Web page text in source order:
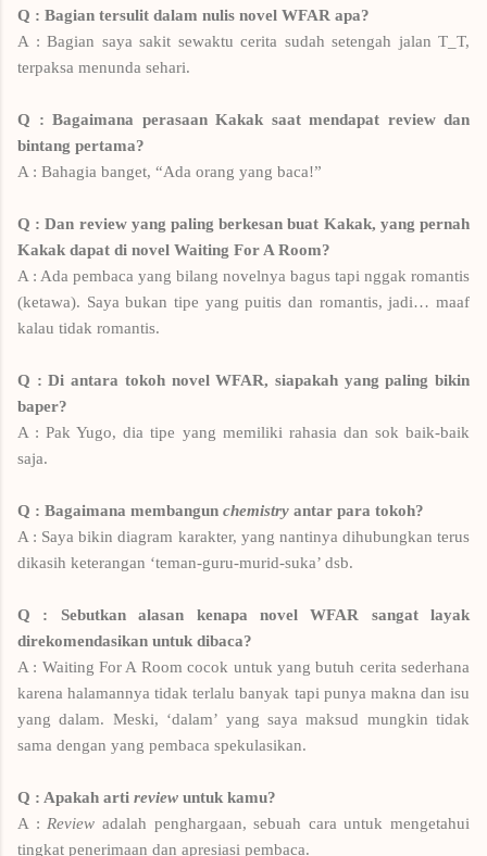
Q : Bagian tersulit dalam nulis novel WFAR apa?
A : Bagian saya sakit sewaktu cerita sudah setengah jalan T_T,
terpaksa menunda sehari.
Q : Bagaimana perasaan Kakak saat mendapat review dan
bintang pertama?
A : Bahagia banget, “Ada orang yang baca!”
Q : Dan review yang paling berkesan buat Kakak, yang pernah
Kakak dapat di novel Waiting For A Room?
A : Ada pembaca yang bilang novelnya bagus tapi nggak romantis
(ketawa). Saya bukan tipe yang puitis dan romantis, jadi… maaf
kalau tidak romantis.
Q : Di antara tokoh novel WFAR, siapakah yang paling bikin
baper?
A : Pak Yugo, dia tipe yang memiliki rahasia dan sok baik-baik
saja.
Q : Bagaimana membangun chemistry antar para tokoh?
A : Saya bikin diagram karakter, yang nantinya dihubungkan terus
dikasih keterangan ‘teman-guru-murid-suka’ dsb.
Q : Sebutkan alasan kenapa novel WFAR sangat layak
direkomendasikan untuk dibaca?
A : Waiting For A Room cocok untuk yang butuh cerita sederhana
karena halamannya tidak terlalu banyak tapi punya makna dan isu
yang dalam. Meski, ‘dalam’ yang saya maksud mungkin tidak
sama dengan yang pembaca spekulasikan.
Q : Apakah arti review untuk kamu?
A : Review adalah penghargaan, sebuah cara untuk mengetahui
tingkat penerimaan dan apresiasi pembaca.